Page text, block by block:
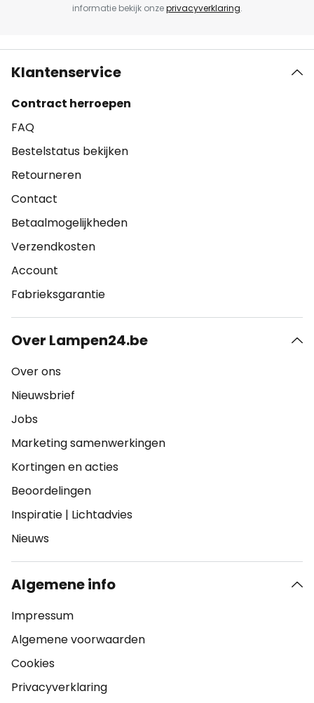
informatie bekijk onzeprivacyverklaring.
Klantenservice
Contract herroepen
FAQ
Bestelstatus bekijken
Retourneren
Contact
Betaalmogelijkheden
Verzendkosten
Account
Fabrieksgarantie
Over Lampen24.be
Over ons
Nieuwsbrief
Jobs
Marketing samenwerkingen
Kortingen en acties
Beoordelingen
Inspiratie | Lichtadvies
Nieuws
Algemene info
Impressum
Algemene voorwaarden
Cookies
Privacyverklaring